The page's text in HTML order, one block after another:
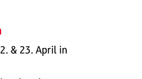
& 23. April in